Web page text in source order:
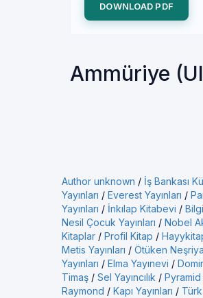
DOWNLOAD PDF
Ammüriye
Author unknown / İş Bankası
Yayınları / Everest Yayınları /
Yayınları / İnkılap Kitabevi /
Nesil Çocuk Yayınları / Nobel
Kitaplar / Profil Kitap /
Metis Yayınları / Ötüken
Yayınları / Elma Yayınevi /
Timaş / Sel Yayıncılık /
Raymond / Kapı Yayınları / Türk